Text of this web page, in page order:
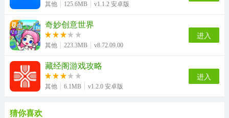
其他 125.6MB v1.1.2 安卓版
奇妙创意世界
其他 223.3MB v8.72.09.00
进入
藏经阁游戏攻略
其他 6.1MB v1.2.0 安卓版
进入
猜你喜欢